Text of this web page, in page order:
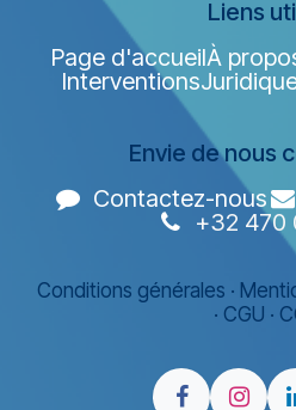
Liens
Page d'accueilÀ
Interventions
Envie de nous
Contactez-nous
+32 470
Conditions générales ·
· CGU ·